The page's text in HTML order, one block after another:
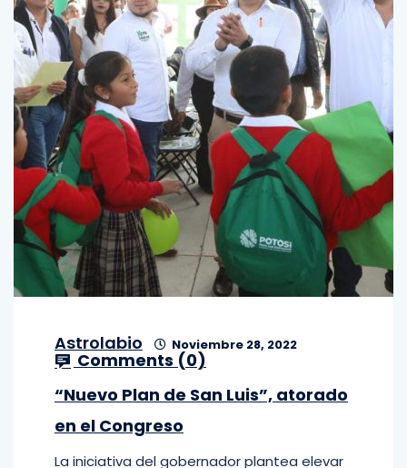
Astrolabio Noviembre 28, 2022
Comments (0)
“Nuevo Plan de San Luis”, atorado
en el Congreso
La iniciativa del gobernador plantea elevar